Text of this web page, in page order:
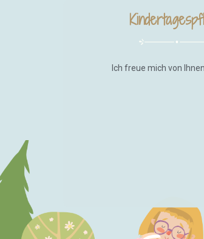
Ich freue mich von